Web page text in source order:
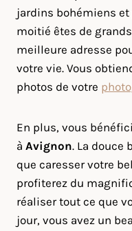
jardins bohémiens et
moitié êtes de
meilleure adresse
votre vie. Vous
photos de votre
En plus, vous
à Avignon. La douce
que caresser votre
profiterez du
réaliser tout ce que
jour, vous avez un